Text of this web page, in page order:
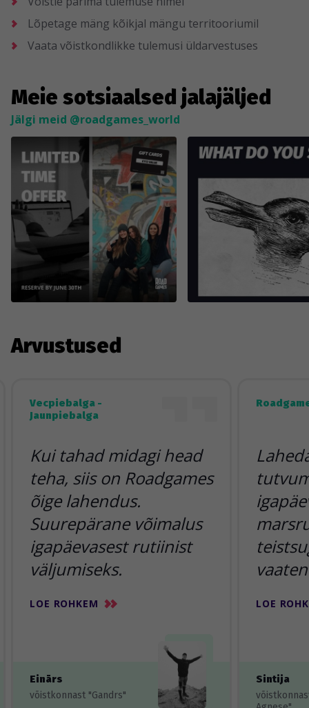
Lõpetage mäng kõikjal mängu territooriumil
Vaata võistkondlikke tulemusi üldarvestuses
Meie sotsiaalsed jalajäljed
Jälgi meid @roadgames_world
Arvustused
Vecpiebalga -
Jaunpiebalga
Kui tahad midagi head
teha, siis on Roadgames
õige lahendus.
Suurepärane võimalus
igapäevasest rutiinist
väljumiseks.
LOE ROHKEM
Einārs
võistkonnast "Gandrs"
LOE
Sintija